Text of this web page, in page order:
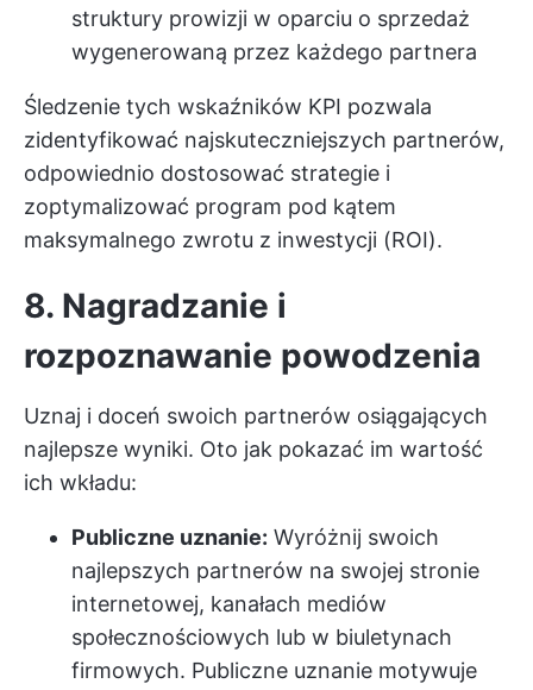
struktury prowizji w oparciu o sprzedaż
wygenerowaną przez każdego partnera
Śledzenie tych wskaźników KPI pozwala
zidentyfikować najskuteczniejszych partnerów,
odpowiednio dostosować strategie i
zoptymalizować program pod kątem
maksymalnego zwrotu z inwestycji (ROI).
8. Nagradzanie i
rozpoznawanie powodzenia
Uznaj i doceń swoich partnerów osiągających
najlepsze wyniki. Oto jak pokazać im wartość
ich wkładu:
Publiczne uznanie: Wyróżnij swoich
najlepszych partnerów na swojej stronie
internetowej, kanałach mediów
społecznościowych lub w biuletynach
firmowych. Publiczne uznanie motywuje